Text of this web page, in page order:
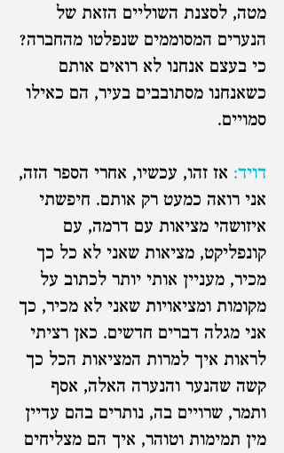
מטה, לסצנת השוליים הזאת של
הנערים המסוממים שנפלטו מהחברה?
כי בעצם אנחנו לא רואים אותם
כשאנחנו מסתובבים בעיר, הם כאילו
סמויים.
דויד: אז זהו, עכשיו, אחרי הספר הזה,
אני רואה כמעט רק אותם. חיפשתי
איזושהי מציאות עם דרמה, עם
קונפליקט, מציאות שאני לא כל כך
מכיר, מעניין אותי יותר לכתוב על
מקומות ומציאויות שאני לא מכיר, כך
אני מגלה דברים חדשים. כאן רציתי
לראות איך למרות המציאות הכל כך
קשה שהנער והנערה האלה, אסף
ותמר, שרויים בה, נותרים בהם עדיין
מין תמימות וטוהר, איך הם מצליחים